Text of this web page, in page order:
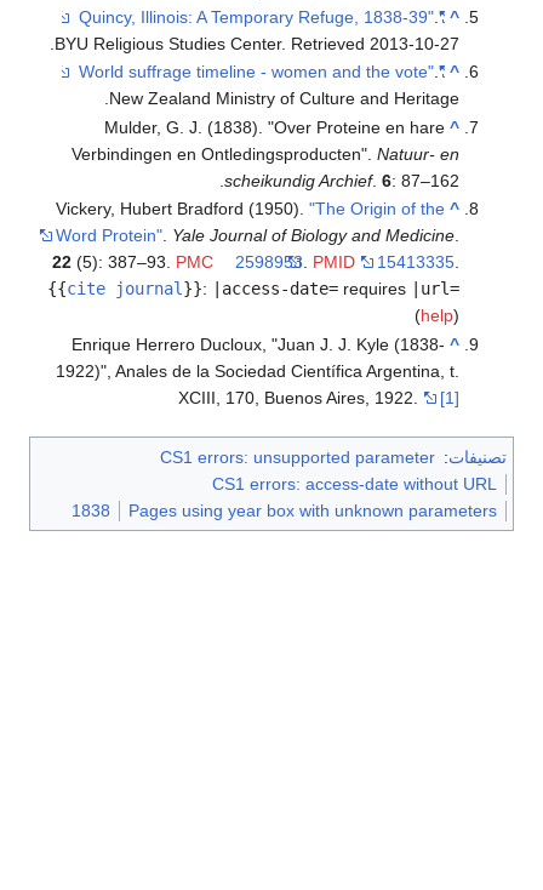
^
"Quincy, Illinois: A Temporary Refuge, 1838-39"
.
BYU Religious Studies Center. Retrieved 2013-10-27
^
"World suffrage timeline - women and the vote"
.
New Zealand Ministry of Culture and Heritage.
^
Mulder, G. J. (1838). "Over Proteine en hare
Verbindingen en Ontledingsproducten".Natuur- en
scheikundig Archief.6: 87–162.
^
Vickery, Hubert Bradford (1950)."The Origin of the
Word Protein" Yale Journal of Biology and Medicine
22 (5): 387–93. PMC 2598953 PMID 15413335
{{cite journal }}: |access-date= requires
|url=
(help)
^
Enrique Herrero Ducloux, "Juan J. J. Kyle (1838-
1922)", Anales de la Sociedad Científica Argentina, t.
XCIII, 170, Buenos Aires, 1922.
[1]
تصنيفات:
CS1 errors: unsupported parameter
CS1 errors: access-date without URL
Pages using year box with unknown parameters
1838